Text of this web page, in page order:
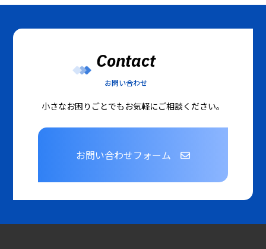
Contact
お問い合わせ
小さなお困りごとでもお気軽にご相談ください。
お問い合わせフォーム